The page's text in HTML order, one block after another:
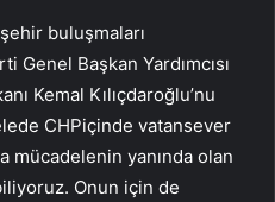
buluşmaları
Genel Başkan Yardımcısı
Kemal Kılıçdaroğlu’nu
CHPiçinde vatansever
mücadelenin yanında olan
Onun için de